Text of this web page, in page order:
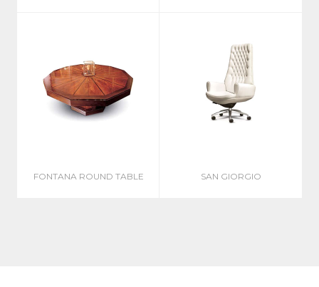
FONTANA ROUND TABLE SAN GIORGIO